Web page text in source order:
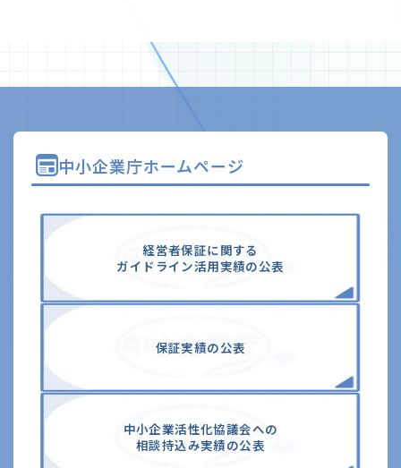
中小企業庁ホームページ
経営者保証に関する
ガイドライン活⽤実績の公表
保証実績の公表
中⼩企業活性化協議会への
相談持込み実績の公表